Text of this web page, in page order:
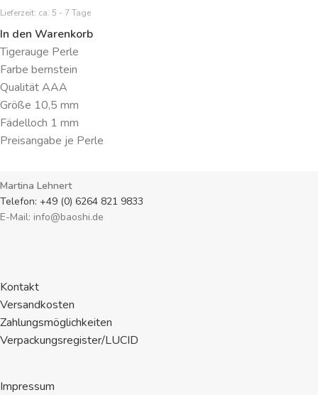
Lieferzeit: ca. 5 - 7 Tage
In den Warenkorb
Tigerauge Perle
Farbe bernstein
Qualität AAA
Größe 10,5 mm
Fädelloch 1 mm
Preisangabe je Perle
Martina Lehnert
Telefon: +49 (0) 6264 821 9833
E-Mail: info@baoshi.de
Kontakt
Versandkosten
Zahlungsmöglichkeiten
Verpackungsregister/LUCID
Impressum